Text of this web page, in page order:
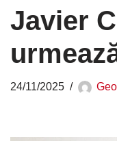
Javier
24/11/2025